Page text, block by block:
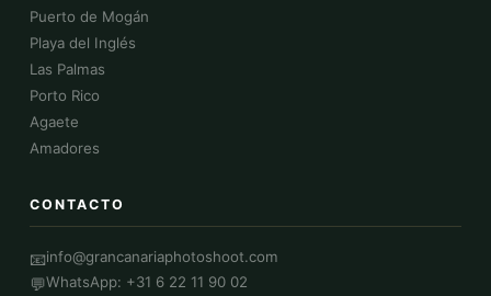
Puerto de Mogán
Playa del Inglés
Las Palmas
Porto Rico
Agaete
Amadores
CONTACTO
📧info@grancanariaphotoshoot.com
💬WhatsApp: +31 6 22 11 90 02